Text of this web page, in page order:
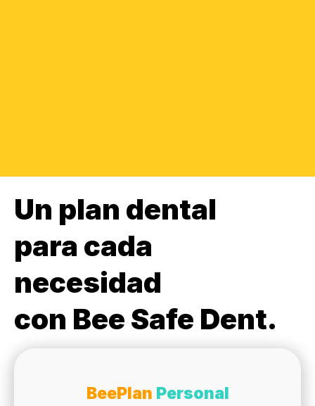
Un plan dental
para cada
necesidad
con Bee Safe Dent.
BeePlan Personal